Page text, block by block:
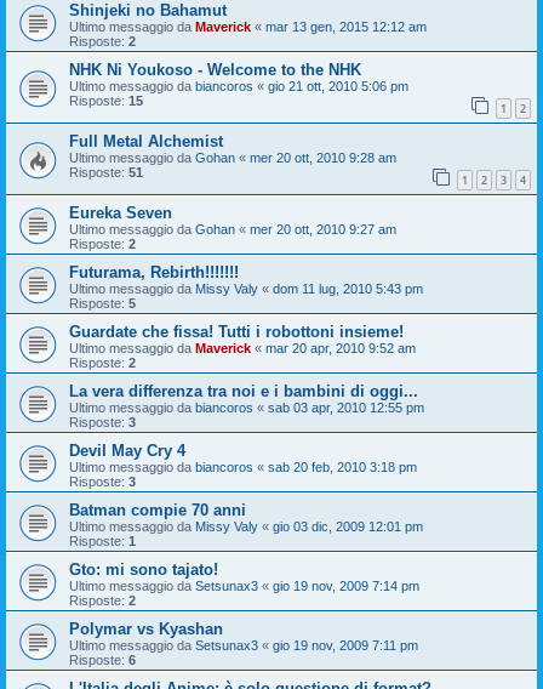
Shinjeki no Bahamut
Ultimo messaggio da Maverick « mar 13 gen, 2015 12:12 am
Risposte: 2
NHK Ni Youkoso - Welcome to the NHK
Ultimo messaggio da biancoros « gio 21 ott, 2010 5:06 pm
Risposte: 15 1 2
Full Metal Alchemist
Ultimo messaggio da Gohan « mer 20 ott, 2010 9:28 am
Risposte: 51 1 2 3 4
Eureka Seven
Ultimo messaggio da Gohan « mer 20 ott, 2010 9:27 am
Risposte: 2
Futurama, Rebirth!!!!!!!
Ultimo messaggio da Missy Valy « dom 11 lug, 2010 5:43 pm
Risposte: 5
Guardate che fissa! Tutti i robottoni insieme!
Ultimo messaggio da Maverick « mar 20 apr, 2010 9:52 am
Risposte: 2
La vera differenza tra noi e i bambini di oggi...
Ultimo messaggio da biancoros « sab 03 apr, 2010 12:55 pm
Risposte: 3
Devil May Cry 4
Ultimo messaggio da biancoros « sab 20 feb, 2010 3:18 pm
Risposte: 3
Batman compie 70 anni
Ultimo messaggio da Missy Valy « gio 03 dic, 2009 12:01 pm
Risposte: 1
Gto: mi sono tajato!
Ultimo messaggio da Setsunax3 « gio 19 nov, 2009 7:14 pm
Risposte: 2
Polymar vs Kyashan
Ultimo messaggio da Setsunax3 « gio 19 nov, 2009 7:11 pm
Risposte: 6